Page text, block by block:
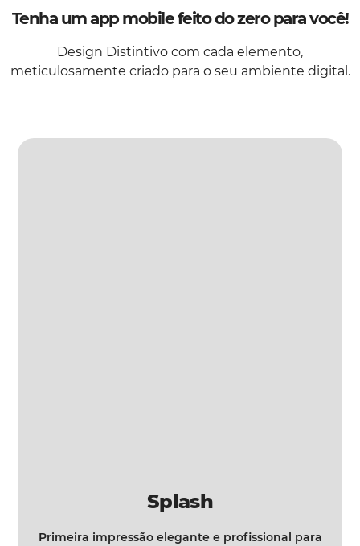
Tenha um app mobile feito do zero para você!
Design Distintivo com cada elemento,
meticulosamente criado para o seu ambiente digital.
Splash
Primeira impressão elegante e profissional para